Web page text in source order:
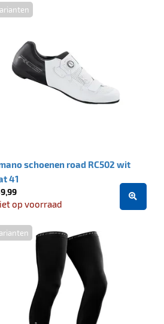
schoenen road RC502 wit
41
op voorraad